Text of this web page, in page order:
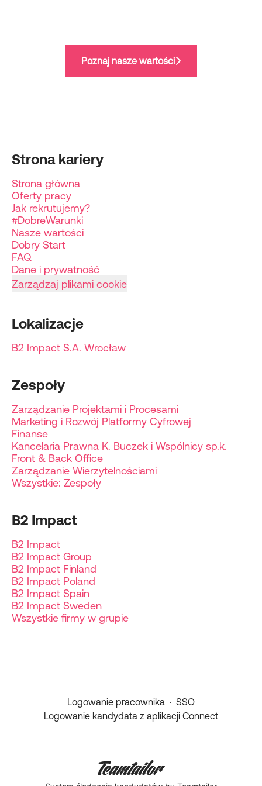
Poznaj nasze wartości
Strona kariery
Strona główna
Oferty pracy
Jak rekrutujemy?
#DobreWarunki
Nasze wartości
Dobry Start
FAQ
Dane i prywatność
Zarządzaj plikami cookie
Lokalizacje
B2 Impact S.A. Wrocław
Zespoły
Zarządzanie Projektami i Procesami
Marketing i Rozwój Platformy Cyfrowej
Finanse
Kancelaria Prawna K. Buczek i Wspólnicy sp.k.
Front & Back Office
Zarządzanie Wierzytelnościami
Wszystkie: Zespoły
B2 Impact
B2 Impact
B2 Impact Group
B2 Impact Finland
B2 Impact Poland
B2 Impact Spain
B2 Impact Sweden
Wszystkie firmy w grupie
Logowanie pracownika · SSO
Logowanie kandydata z aplikacji Connect